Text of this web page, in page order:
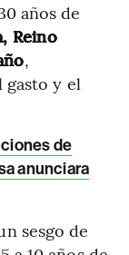
años de
Reino
,
y el
de
anunciara
sesgo de